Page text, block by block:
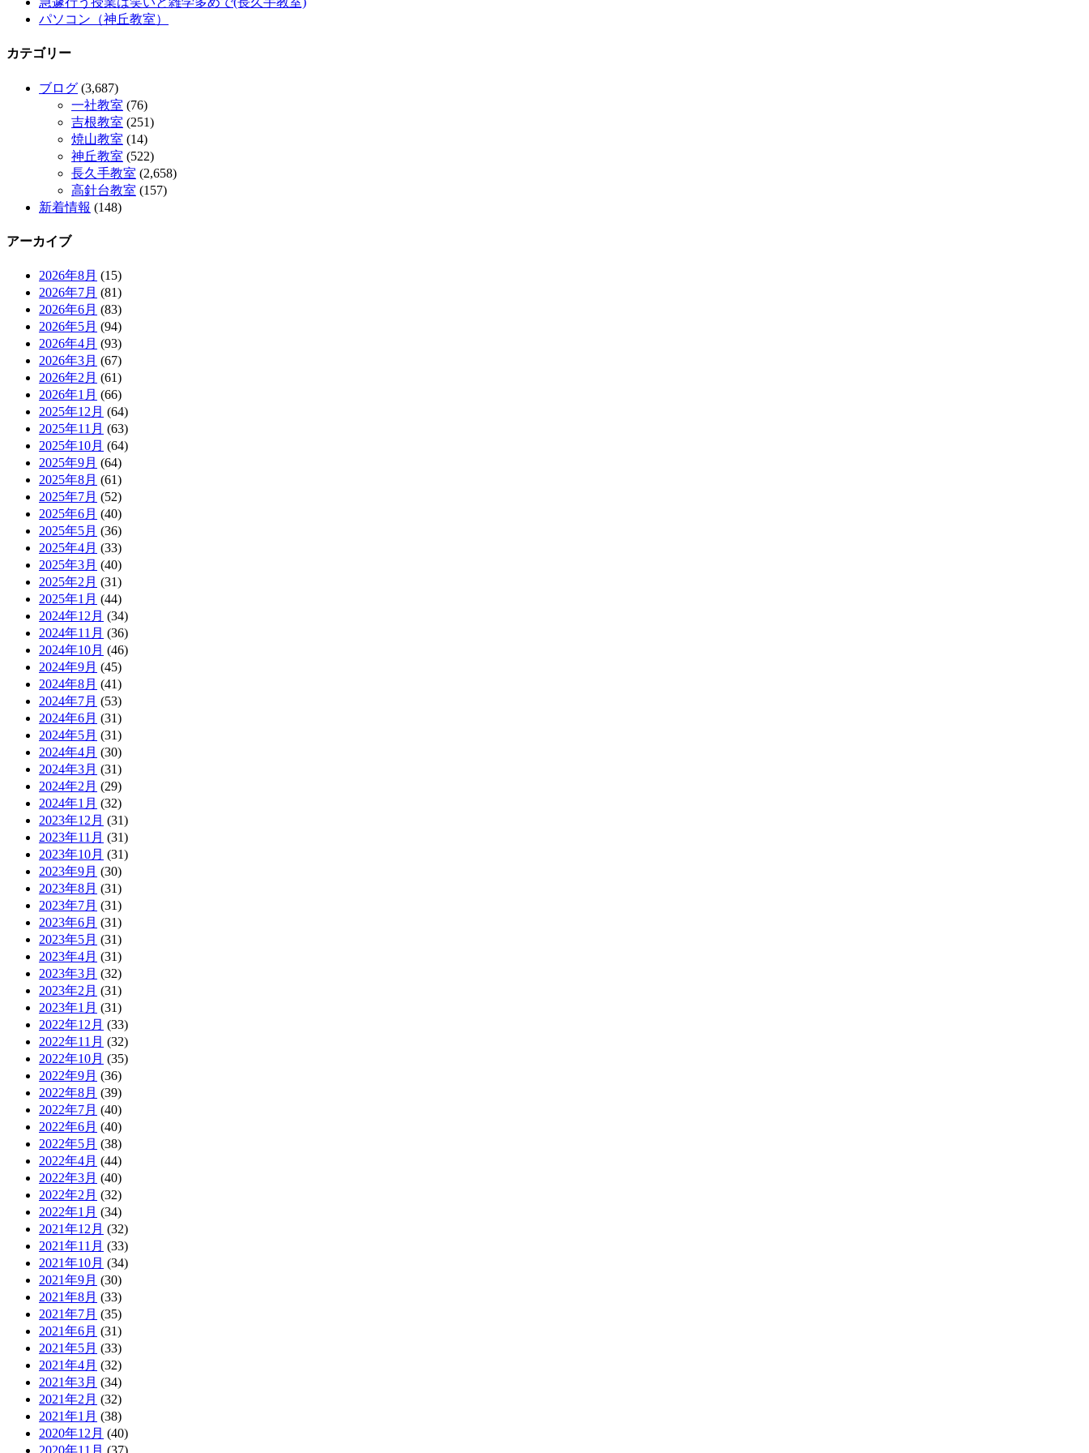
パソコン（神丘教室）
カテゴリー
ブログ (3,687)
一社教室 (76)
吉根教室 (251)
焼山教室 (14)
神丘教室 (522)
長久手教室 (2,658)
高針台教室 (157)
新着情報 (148)
アーカイブ
2026年8月 (15)
2026年7月 (81)
2026年6月 (83)
2026年5月 (94)
2026年4月 (93)
2026年3月 (67)
2026年2月 (61)
2026年1月 (66)
2025年12月 (64)
2025年11月 (63)
2025年10月 (64)
2025年9月 (64)
2025年8月 (61)
2025年7月 (52)
2025年6月 (40)
2025年5月 (36)
2025年4月 (33)
2025年3月 (40)
2025年2月 (31)
2025年1月 (44)
2024年12月 (34)
2024年11月 (36)
2024年10月 (46)
2024年9月 (45)
2024年8月 (41)
2024年7月 (53)
2024年6月 (31)
2024年5月 (31)
2024年4月 (30)
2024年3月 (31)
2024年2月 (29)
2024年1月 (32)
2023年12月 (31)
2023年11月 (31)
2023年10月 (31)
2023年9月 (30)
2023年8月 (31)
2023年7月 (31)
2023年6月 (31)
2023年5月 (31)
2023年4月 (31)
2023年3月 (32)
2023年2月 (31)
2023年1月 (31)
2022年12月 (33)
2022年11月 (32)
2022年10月 (35)
2022年9月 (36)
2022年8月 (39)
2022年7月 (40)
2022年6月 (40)
2022年5月 (38)
2022年4月 (44)
2022年3月 (40)
2022年2月 (32)
2022年1月 (34)
2021年12月 (32)
2021年11月 (33)
2021年10月 (34)
2021年9月 (30)
2021年8月 (33)
2021年7月 (35)
2021年6月 (31)
2021年5月 (33)
2021年4月 (32)
2021年3月 (34)
2021年2月 (32)
2021年1月 (38)
2020年12月 (40)